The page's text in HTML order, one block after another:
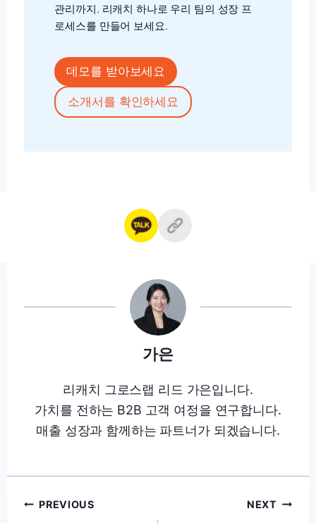
관리까지. 리캐치 하나로 우리 팀의 성장 프
로세스를 만들어 보세요.
데모를 받아보세요
소개서를 확인하세요
가은
리캐치 그로스랩 리드 가은입니다.
가치를 전하는 B2B 고객 여정을 연구합니다.
매출 성장과 함께하는 파트너가 되겠습니다.
글PREVIOUS NEXT